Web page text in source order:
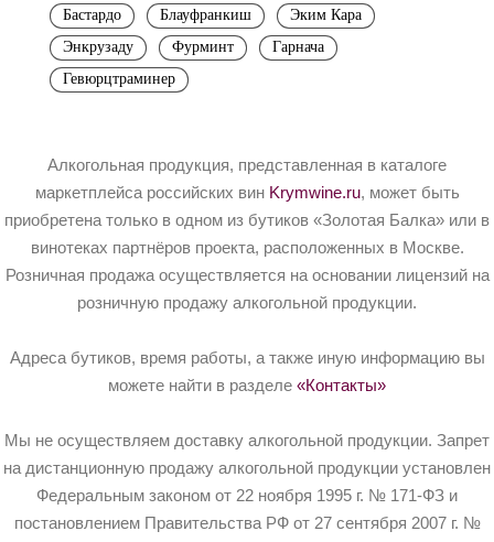
Бастардо
Блауфранкиш
Эким Кара
Энкрузаду
Фурминт
Гарнача
Гевюрцтраминер
Алкогольная продукция, представленная в каталоге
маркетплейса российских вин Krymwine.ru, может быть
приобретена только в одном из бутиков «Золотая Балка» или в
винотеках партнёров проекта, расположенных в Москве.
Розничная продажа осуществляется на основании лицензий на
розничную продажу алкогольной продукции.
Адреса бутиков, время работы, а также иную информацию вы
можете найти в разделе «Контакты»
Мы не осуществляем доставку алкогольной продукции. Запрет
на дистанционную продажу алкогольной продукции установлен
Федеральным законом от 22 ноября 1995 г. № 171-ФЗ и
постановлением Правительства РФ от 27 сентября 2007 г. №